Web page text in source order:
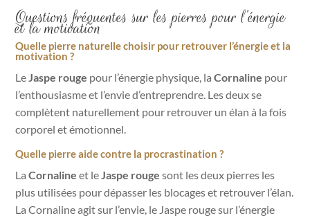
Questions fréquentes sur les pierres pour l’énergie
et la motivation
Quelle pierre naturelle choisir pour retrouver l’énergie et la
motivation ?
LeJaspe rouge pour l’énergie physique, laCornaline pour
l’enthousiasme et l’envie d’entreprendre. Les deux se
complètent naturellement pour retrouver un élan à la fois
corporel et émotionnel.
Quelle pierre aide contre la procrastination ?
LaCornaline et leJaspe rouge sont les deux pierres les
plus utilisées pour dépasser les blocages et retrouver l’élan.
La Cornaline agit sur l’envie, le Jaspe rouge sur l’énergie